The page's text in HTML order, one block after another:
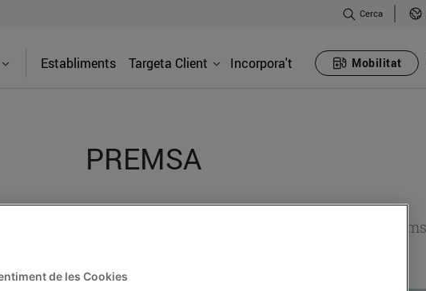
Cerca
Establiments Targeta Client Incorpora't Mobilitat
PREMSA
supermercats Bonpreu i Esclat a través de la secció de
de les Cookies